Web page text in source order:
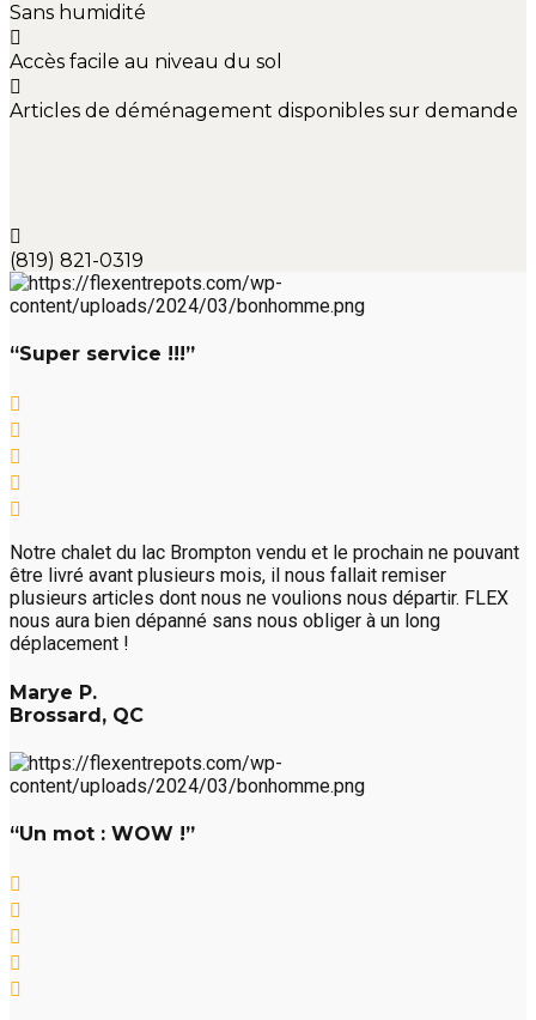
Sans humidité
Accès facile au niveau du sol
Articles de déménagement disponibles sur demande
(819) 821-0319
“Super service !!!”
Notre chalet du lac Brompton vendu et le prochain ne pouvant
être livré avant plusieurs mois, il nous fallait remiser
plusieurs articles dont nous ne voulions nous départir. FLEX
nous aura bien dépanné sans nous obliger à un long
déplacement !
Marye P.
Brossard, QC
“Un mot : WOW !”